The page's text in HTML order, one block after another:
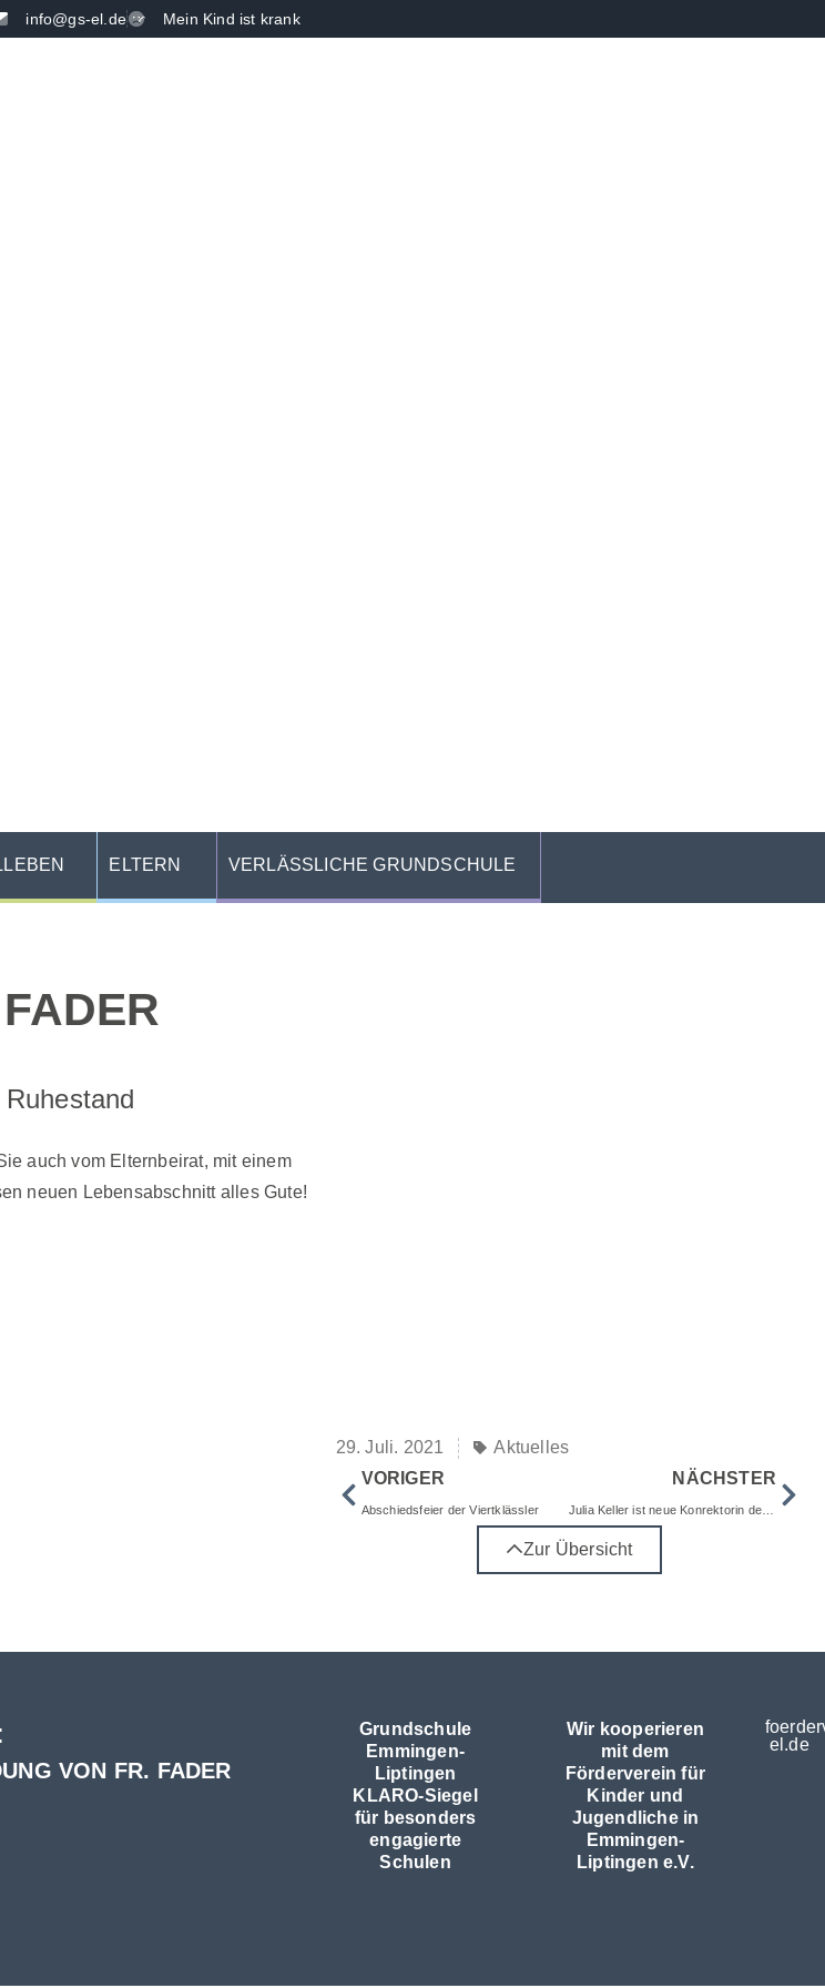
info@gs-el.de Mein Kind ist krank
ELTERN VERLÄSSLICHE GRUNDSCHULE
auch vom Elternbeirat, mit einem
neuen Lebensabschnitt alles Gute!
29. Juli. 2021
Aktuelles
VORIGER
Abschiedsfeier der Viertklässler
NÄCHSTER
Zur Übersicht
VON FR. FADER
Grundschule
Emmingen-
Liptingen
KLARO-Siegel
für besonders
engagierte
Schulen
Wir kooperieren
mit dem
Förderverein für
Kinder und
Jugendliche in
Emmingen-
Liptingen e.V.
el.de